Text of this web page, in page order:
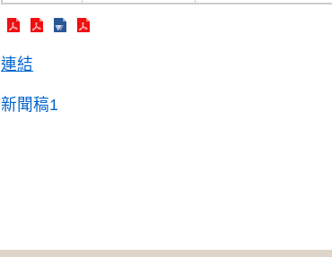
連結
新聞稿1